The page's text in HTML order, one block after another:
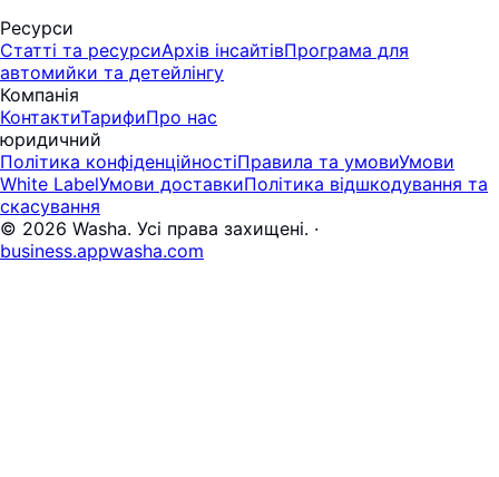
Ресурси
Статті та ресурсиАрхів інсайтівПрограма для
автомийки та детейлінгу
Компанія
КонтактиТарифиПро нас
юридичний
Політика конфіденційностіПравила та умовиУмови
White LabelУмови доставкиПолітика відшкодування та
скасування
© 2026 Washa. Усі права захищені. ·
business.appwasha.com